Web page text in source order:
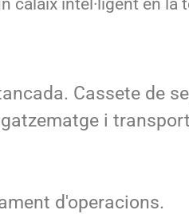
calaix intel·ligent en
Cassete de
i
d'operacions.